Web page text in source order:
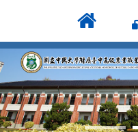
到
主
要
內
容